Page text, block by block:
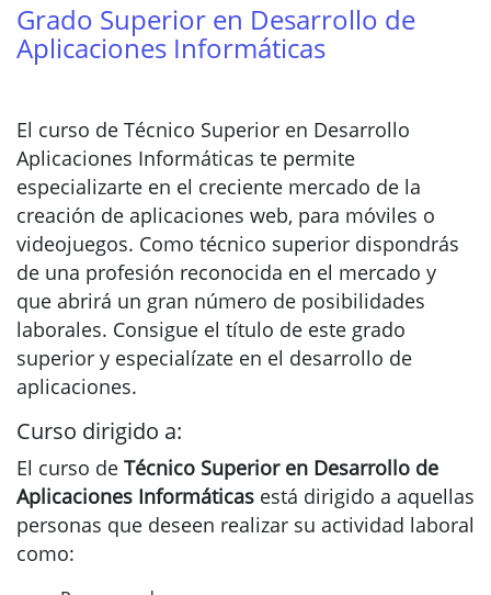
Grado Superior en Desarrollo de
Aplicaciones Informáticas
El curso de Técnico Superior en Desarrollo
Aplicaciones Informáticas te permite
especializarte en el creciente mercado de la
creación de aplicaciones web, para móviles o
videojuegos. Como técnico superior dispondrás
de una profesión reconocida en el mercado y
que abrirá un gran número de posibilidades
laborales. Consigue el título de este grado
superior y especialízate en el desarrollo de
aplicaciones.
Curso dirigido a:
El curso de Técnico Superior en Desarrollo de
Aplicaciones Informáticas está dirigido a aquellas
personas que deseen realizar su actividad laboral
como: